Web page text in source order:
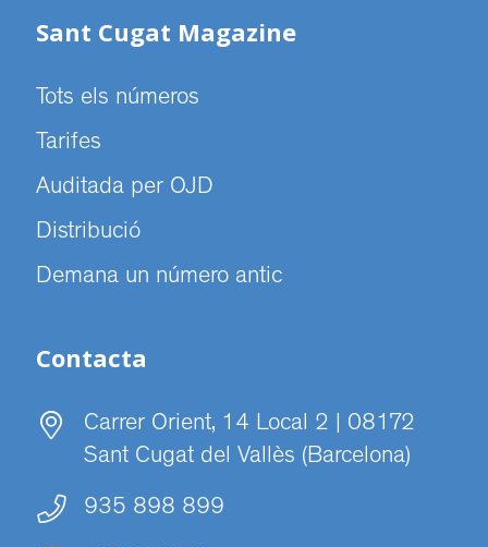
Sant Cugat Magazine
Tots els números
Tarifes
Auditada per OJD
Distribució
Demana un número antic
Contacta
Carrer Orient, 14 Local 2 | 08172
Sant Cugat del Vallès (Barcelona)
935 898 899